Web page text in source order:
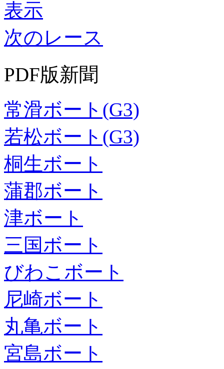
次のレース
PDF版新聞
常滑ボート(G3)
若松ボート(G3)
桐生ボート
蒲郡ボート
津ボート
三国ボート
びわこボート
尼崎ボート
丸亀ボート
宮島ボート